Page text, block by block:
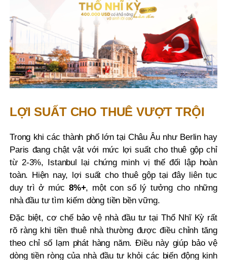
LỢI SUẤT CHO THUÊ VƯỢT TRỘI
Trong khi các thành phố lớn tại Châu Âu như Berlin hay
Paris đang chật vật với mức lợi suất cho thuê gộp chỉ
từ 2-3%, Istanbul lại chứng minh vị thế đối lập hoàn
toàn. Hiện nay, lợi suất cho thuê gộp tại đây liên tục
duy trì ở mức 8%+, một con số lý tưởng cho những
nhà đầu tư tìm kiếm dòng tiền bền vững.
Đặc biệt, cơ chế bảo vệ nhà đầu tư tại Thổ Nhĩ Kỳ rất
rõ ràng khi tiền thuê nhà thường được điều chỉnh tăng
theo chỉ số lạm phát hàng năm. Điều này giúp bảo vệ
dòng tiền ròng của nhà đầu tư khỏi các biến động kinh